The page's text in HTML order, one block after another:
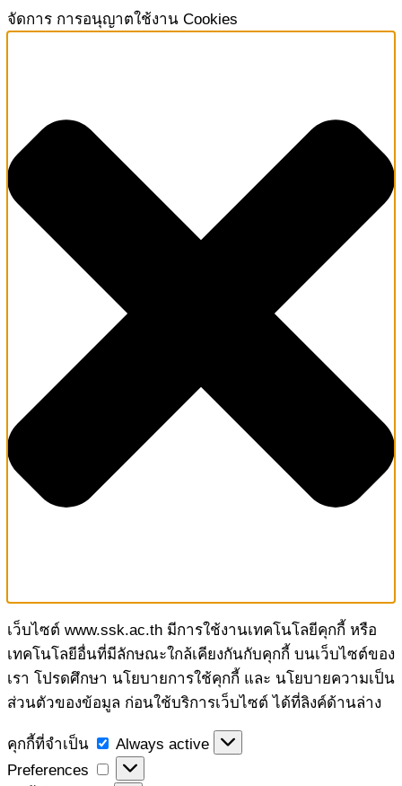
จัดการ การอนุญาตใช้งาน Cookies
เว็บไซต์ www.ssk.ac.th มีการใช้งานเทคโนโลยีคุกกี้ หรือ
เทคโนโลยีอื่นที่มีลักษณะใกล้เคียงกันกับคุกกี้ บนเว็บไซต์ของ
เรา โปรดศึกษา นโยบายการใช้คุกกี้ และ นโยบายความเป็น
ส่วนตัวของข้อมูล ก่อนใช้บริการเว็บไซต์ ได้ที่ลิงค์ด้านล่าง
คุกกี้ที่จำเป็น
คุกกี้
ที่
Always active
Preferences
Preferences